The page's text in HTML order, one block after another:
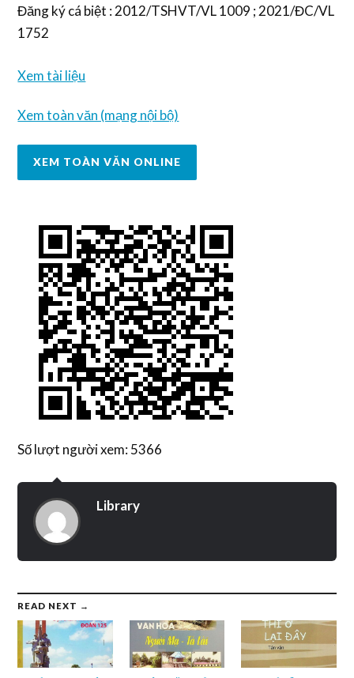
Đăng ký cá biệt : 2012/TSHVT/VL 1009 ; 2021/ĐC/VL
1752
Xem tài liệu
Xem toàn văn (mạng nội bộ)
XEM TOÀN VĂN ONLINE
Số lượt người xem: 5366
Library
READ NEXT →